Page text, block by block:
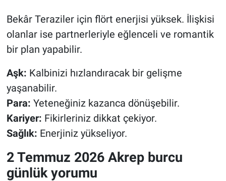
Bekâr Teraziler için flört enerjisi yüksek. İlişkisi
olanlar ise partnerleriyle eğlenceli ve romantik
bir plan yapabilir.
Aşk: Kalbinizi hızlandıracak bir gelişme
yaşanabilir.
Para: Yeteneğiniz kazanca dönüşebilir.
Kariyer: Fikirleriniz dikkat çekiyor.
Sağlık: Enerjiniz yükseliyor.
2 Temmuz 2026 Akrep burcu
günlük yorumu